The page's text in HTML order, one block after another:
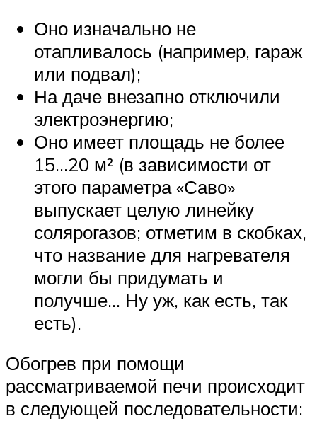
Оно изначально не
отапливалось (например, гараж
или подвал);
На даче внезапно отключили
электроэнергию;
Оно имеет площадь не более
15…20 м² (в зависимости от
этого параметра «Саво»
выпускает целую линейку
солярогазов; отметим в скобках,
что название для нагревателя
могли бы придумать и
получше… Ну уж, как есть, так
есть).
Обогрев при помощи
рассматриваемой печи происходит
в следующей последовательности: